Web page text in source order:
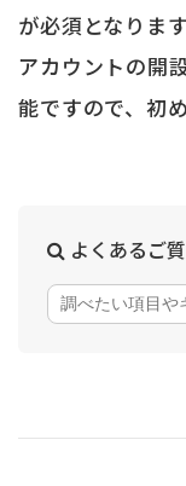
が必須となります
アカウントの開
能ですので、初
よくあるご